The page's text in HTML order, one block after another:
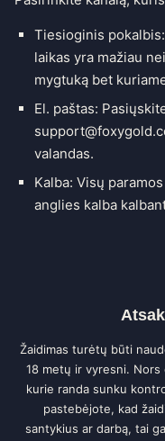
Tiesioginis
laikas yra mažiau
mygtuką bet
El. paštas:
valandas.
Kalba: Visų
anglies kalba
Žaidimas turėtų būti
18 metų ir vyresni. Nors
kurie randa sunku
pastebėjote, kad
santykius ar darbą, tai